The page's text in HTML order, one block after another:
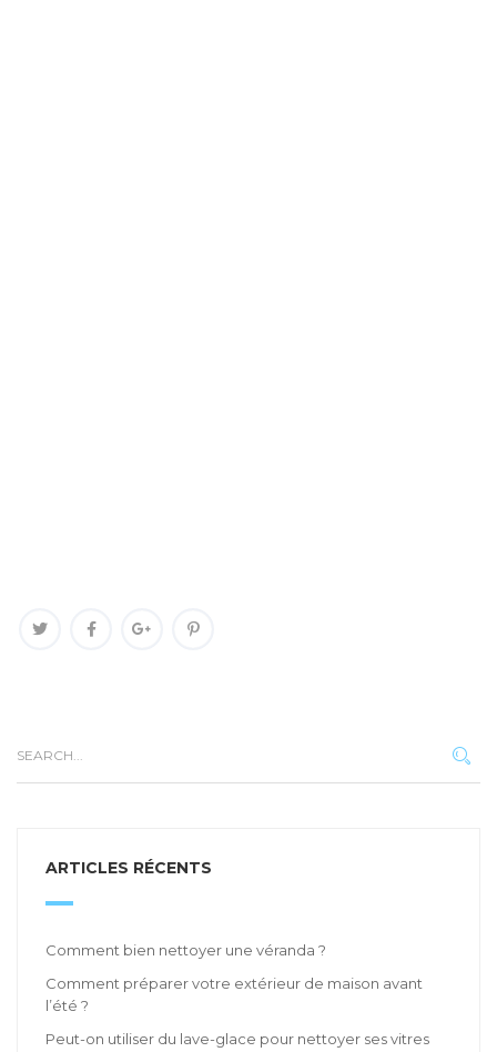
ARTICLES RÉCENTS
Comment bien nettoyer une véranda ?
Comment préparer votre extérieur de maison avant
l’été ?
Peut-on utiliser du lave-glace pour nettoyer ses vitres